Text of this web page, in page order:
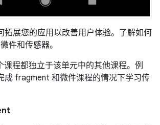
拓展您的应用以改善用户体验。了解如何
件和传感器。
课程都独立于该单元中的其他课程。例
成 fragment 和微件课程的情况下学习传